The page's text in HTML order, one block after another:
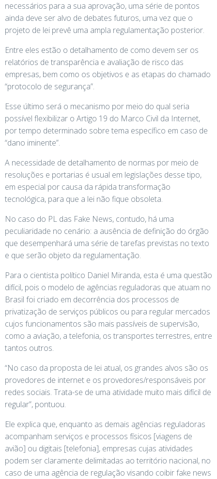
necessários para a sua aprovação, uma série de pontos
ainda deve ser alvo de debates futuros, uma vez que o
projeto de lei prevê uma ampla regulamentação posterior.
Entre eles estão o detalhamento de como devem ser os
relatórios de transparência e avaliação de risco das
empresas, bem como os objetivos e as etapas do chamado
“protocolo de segurança”.
Esse último será o mecanismo por meio do qual seria
possível flexibilizar o Artigo 19 do Marco Civil da Internet,
por tempo determinado sobre tema específico em caso de
“dano iminente”.
A necessidade de detalhamento de normas por meio de
resoluções e portarias é usual em legislações desse tipo,
em especial por causa da rápida transformação
tecnológica, para que a lei não fique obsoleta.
No caso do PL das Fake News, contudo, há uma
peculiaridade no cenário: a ausência de definição do órgão
que desempenhará uma série de tarefas previstas no texto
e que serão objeto da regulamentação.
Para o cientista político Daniel Miranda, esta é uma questão
difícil, pois o modelo de agências reguladoras que atuam no
Brasil foi criado em decorrência dos processos de
privatização de serviços públicos ou para regular mercados
cujos funcionamentos são mais passíveis de supervisão,
como a aviação, a telefonia, os transportes terrestres, entre
tantos outros.
“No caso da proposta de lei atual, os grandes alvos são os
provedores de internet e os provedores/responsáveis por
redes sociais. Trata-se de uma atividade muito mais difícil de
regular”, pontuou.
Ele explica que, enquanto as demais agências reguladoras
acompanham serviços e processos físicos [viagens de
avião] ou digitais [telefonia], empresas cujas atividades
podem ser claramente delimitadas ao território nacional, no
caso de uma agência de regulação visando coibir fake news